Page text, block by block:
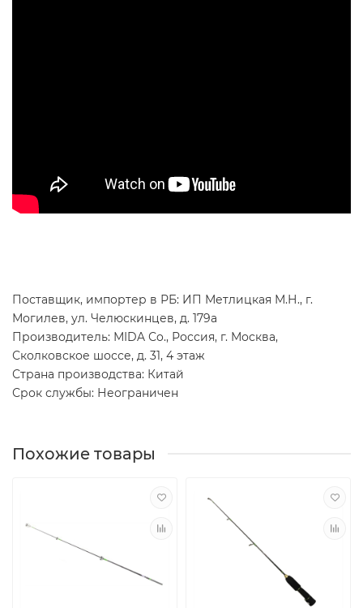
Поставщик, импортер в РБ: ИП Метлицкая М.Н., г.
Могилев, ул. Челюскинцев, д. 179а
Производитель: МIDA Сo., Россия, г. Москва,
Сколковское шоссе, д. 31, 4 этаж
Страна производства: Китай
Срок службы: Неограничен
Похожие товары